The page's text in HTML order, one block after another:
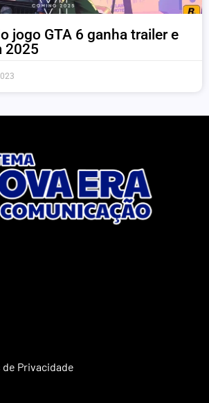
jogo GTA 6 ganha trailer e
2025
Privacidade